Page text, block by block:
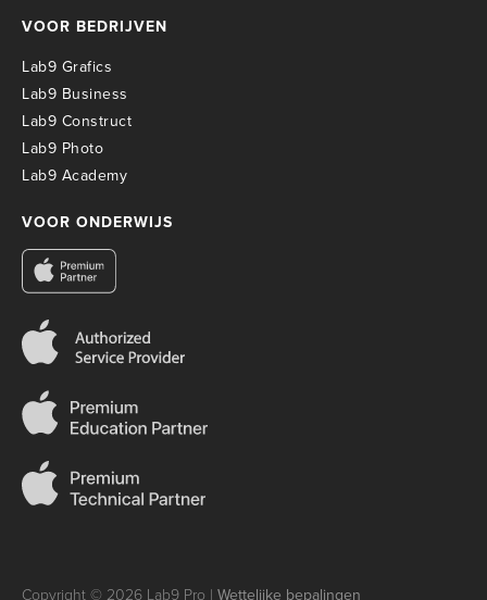
VOOR BEDRIJVEN
Lab9 Grafics
Lab9 Business
Lab9 Construct
Lab9 Photo
Lab9 Academy
VOOR ONDERWIJS
Copyright © 2026 Lab9 Pro | Wettelijke bepalingen